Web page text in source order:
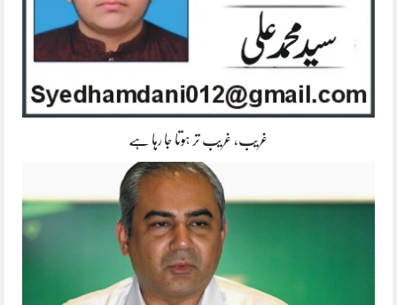
غریب، غریب تر ہوتا جا رہا ہے